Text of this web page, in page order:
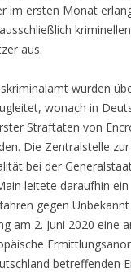
im ersten Monat
aus.
wurden
wonach in
Straftaten von
Die Zentralstelle
bei der
leitete daraufhin ein
gegen
am 2. Juni 2020 eine
betreffenden